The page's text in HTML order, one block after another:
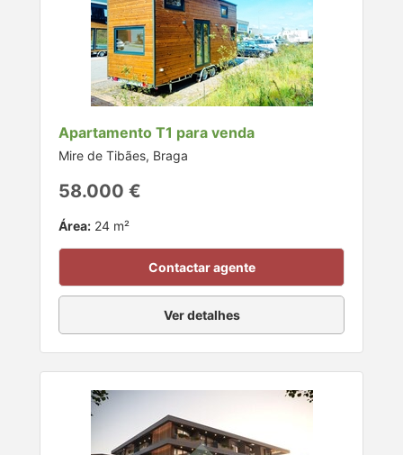
Apartamento T1 para venda
Mire de Tibães, Braga
58.000 €
Área: 24 m²
Contactar agente
Ver detalhes